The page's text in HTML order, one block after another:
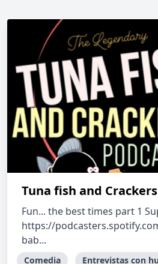
Tuna fish and
Fun... the best times part 1
https://
bab...
Comedia Entrevistas con